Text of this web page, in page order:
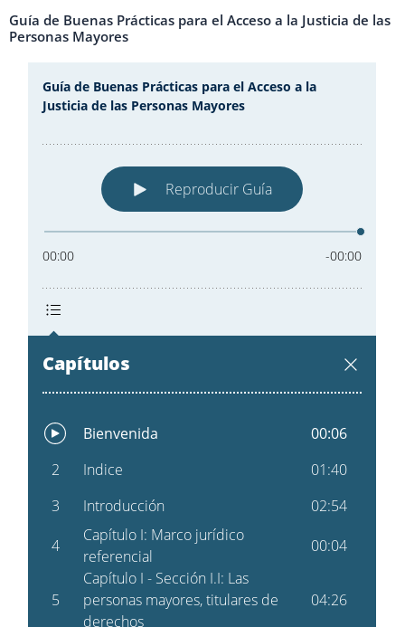
Guía de Buenas Prácticas para el Acceso a la Justicia de las
Personas Mayores